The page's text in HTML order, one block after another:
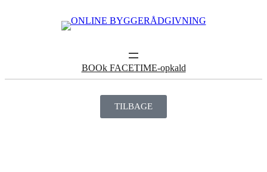
BOOk FACETIME-opkald
TILBAGE